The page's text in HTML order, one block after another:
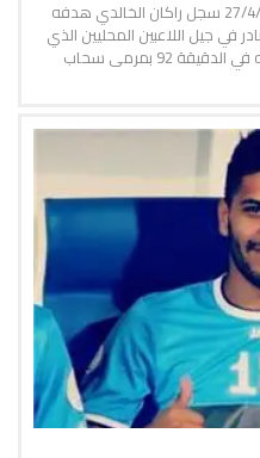
كتب: رأفت ساره **يوم الخميس 27/4/2017 سجل راكان الخالدي هدفه
في جيل اللاعبين المحليين الذي
اشتركوا في دوري المحترفين ,قد سجله في الدقيقة 92 بمرمى سحاب